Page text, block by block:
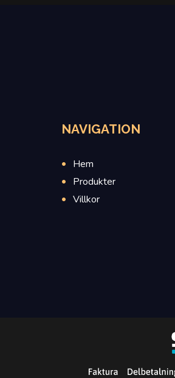
NAVIGATION
Hem
Produkter
Villkor